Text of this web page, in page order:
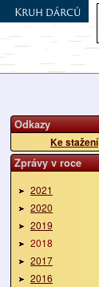
Kruh dárců
Odkazy
Ke stažení
Zprávy v roce
2021
2020
2019
2018
2017
2016